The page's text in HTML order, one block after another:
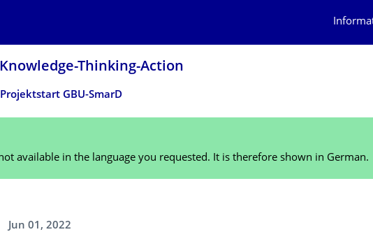
Thinking-Action
Projektstart GBU-SmarD
available in the language you requested. It is therefore shown in German.
Jun 01, 2022